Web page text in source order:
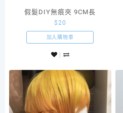
假髮DIY無痕夾 9CM長
$20
加入購物車